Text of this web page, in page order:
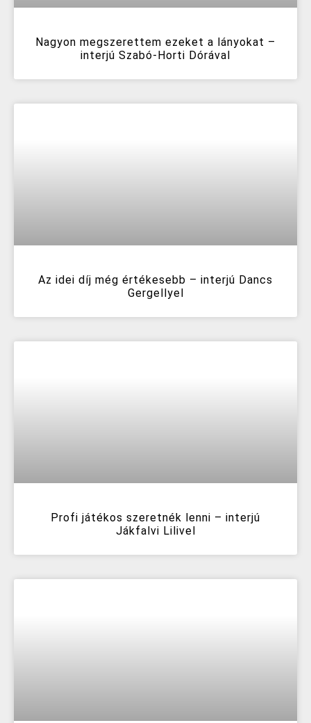
Nagyon megszerettem ezeket a lányokat –
interjú Szabó-Horti Dórával
Az idei díj még értékesebb – interjú Dancs
Gergellyel
Profi játékos szeretnék lenni – interjú
Jákfalvi Lilivel